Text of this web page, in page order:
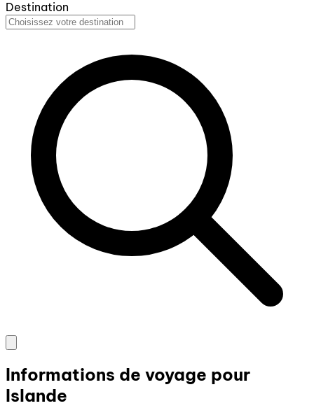
Destination
Informations de voyage pour
Islande